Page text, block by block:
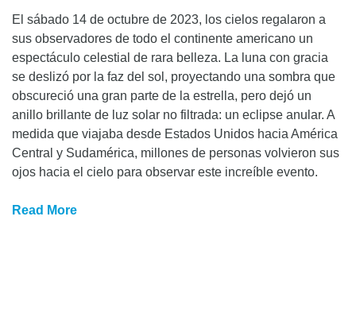
El sábado 14 de octubre de 2023, los cielos regalaron a
sus observadores de todo el continente americano un
espectáculo celestial de rara belleza. La luna con gracia
se deslizó por la faz del sol, proyectando una sombra que
obscureció una gran parte de la estrella, pero dejó un
anillo brillante de luz solar no filtrada: un eclipse anular. A
medida que viajaba desde Estados Unidos hacia América
Central y Sudamérica, millones de personas volvieron sus
ojos hacia el cielo para observar este increíble evento.
Read More